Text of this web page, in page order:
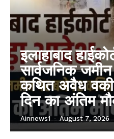
इलाहाबाद
सार्वजनिक
कथित अवैध
दिन का अंतिम
Ainnews1 - August 7, 2026